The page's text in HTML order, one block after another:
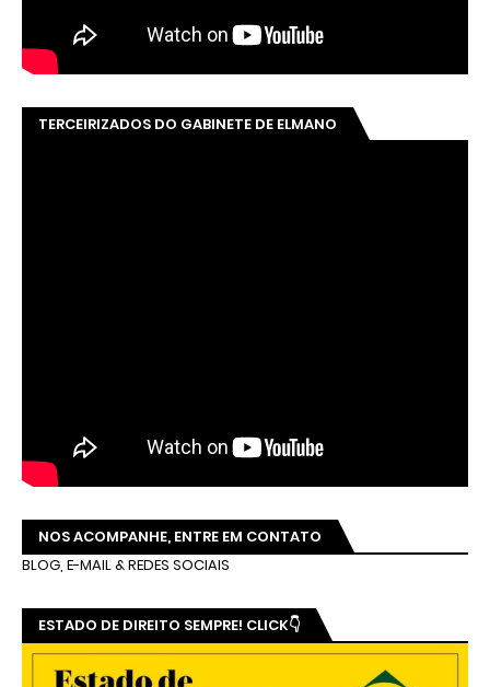
TERCEIRIZADOS DO GABINETE DE ELMANO
NOS ACOMPANHE, ENTRE EM CONTATO
BLOG, E-MAIL & REDES SOCIAIS
ESTADO DE DIREITO SEMPRE! CLICK👇